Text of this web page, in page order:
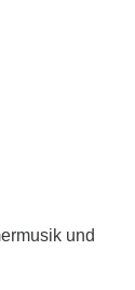
und